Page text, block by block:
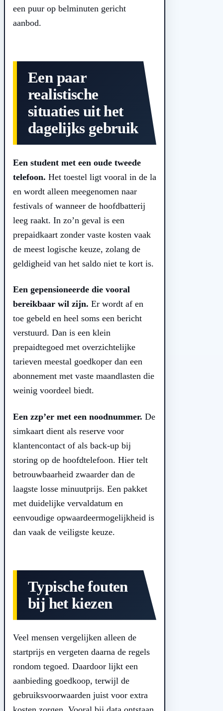
een puur op belminuten gericht
aanbod.
Een paar
realistische
situaties uit het
dagelijks gebruik
Een student met een oude tweede
telefoon. Het toestel ligt vooral in de la
en wordt alleen meegenomen naar
festivals of wanneer de hoofdbatterij
leeg raakt. In zo’n geval is een
prepaidkaart zonder vaste kosten vaak
de meest logische keuze, zolang de
geldigheid van het saldo niet te kort is.
Een gepensioneerde die vooral
bereikbaar wil zijn. Er wordt af en
toe gebeld en heel soms een bericht
verstuurd. Dan is een klein
prepaidtegoed met overzichtelijke
tarieven meestal goedkoper dan een
abonnement met vaste maandlasten die
weinig voordeel biedt.
Een zzp’er met een noodnummer. De
simkaart dient als reserve voor
klantencontact of als back-up bij
storing op de hoofdtelefoon. Hier telt
betrouwbaarheid zwaarder dan de
laagste losse minuutprijs. Een pakket
met duidelijke vervaldatum en
eenvoudige opwaardeermogelijkheid is
dan vaak de veiligste keuze.
Typische fouten
bij het kiezen
Veel mensen vergelijken alleen de
startprijs en vergeten daarna de regels
rondom tegoed. Daardoor lijkt een
aanbieding goedkoop, terwijl de
gebruiksvoorwaarden juist voor extra